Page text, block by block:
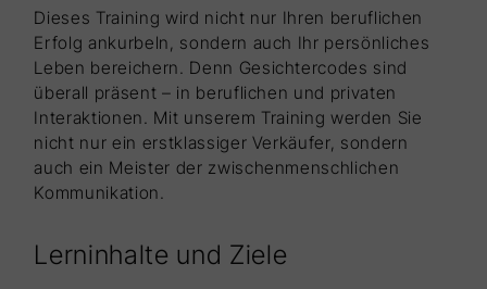
Dieses Training wird nicht nur Ihren beruflichen
Erfolg ankurbeln, sondern auch Ihr persönliches
Leben bereichern. Denn Gesichtercodes sind
überall präsent – in beruflichen und privaten
Interaktionen. Mit unserem Training werden Sie
nicht nur ein erstklassiger Verkäufer, sondern
auch ein Meister der zwischenmenschlichen
Kommunikation.
Lerninhalte und Ziele